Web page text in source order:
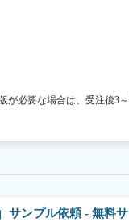
必要な場合は、受注後3
サンプル依頼 - 無料